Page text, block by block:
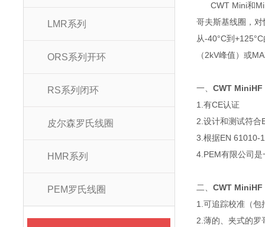
LMR系列
ORS系列开环
RS系列闭环
皮尔森罗氏线圈
HMR系列
PEM罗氏线圈
CWT Mini和
哥夫斯基线圈，
从-40°C到
（2kV峰值）或
一、CWT MiniHF
1.有CE认证
2.设计和测试符
3.根据EN 61010-
4.PEM有限公司
二、CWT MiniHF
1.可追踪校准（包
2.薄的、夹式的罗